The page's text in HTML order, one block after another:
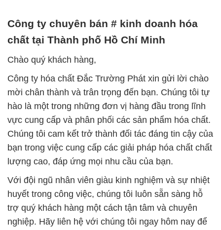
Công ty chuyên bán # kinh doanh hóa
chất tại Thành phố Hồ Chí Minh
Chào quý khách hàng,
Công ty hóa chất Đắc Trường Phát xin gửi lời chào
mời chân thành và trân trọng đến bạn. Chúng tôi tự
hào là một trong những đơn vị hàng đầu trong lĩnh
vực cung cấp và phân phối các sản phẩm hóa chất.
Chúng tôi cam kết trở thành đối tác đáng tin cậy của
bạn trong việc cung cấp các giải pháp hóa chất chất
lượng cao, đáp ứng mọi nhu cầu của bạn.
Với đội ngũ nhân viên giàu kinh nghiệm và sự nhiệt
huyết trong công việc, chúng tôi luôn sẵn sàng hỗ
trợ quý khách hàng một cách tận tâm và chuyên
nghiệp. Hãy liên hệ với chúng tôi ngay hôm nay để